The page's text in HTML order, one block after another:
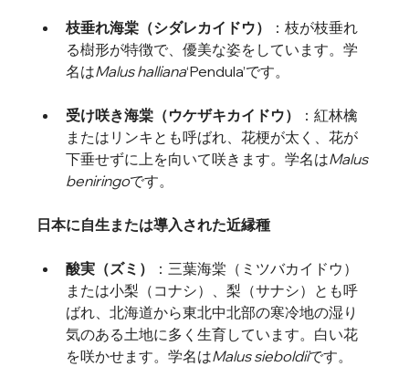
枝垂れ海棠（シダレカイドウ） ：枝が枝垂れ
る樹形が特徴で、優美な姿をしています。学
名はMalus halliana‘Pendula’です。
受け咲き海棠（ウケザキカイドウ） ：紅林檎
またはリンキとも呼ばれ、花梗が太く、花が
下垂せずに上を向いて咲きます。学名はMalus
beniringoです。
日本に自生または導入された近縁種
酸実（ズミ） ：三葉海棠（ミツバカイドウ）
または小梨（コナシ）、梨（サナシ）とも呼
ばれ、北海道から東北中北部の寒冷地の湿り
気のある土地に多く生育しています。白い花
を咲かせます。学名はMalus sieboldiiです。